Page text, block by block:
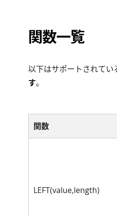
関数一覧
以下はサポートされてい
す。
関数
LEFT(value,length)